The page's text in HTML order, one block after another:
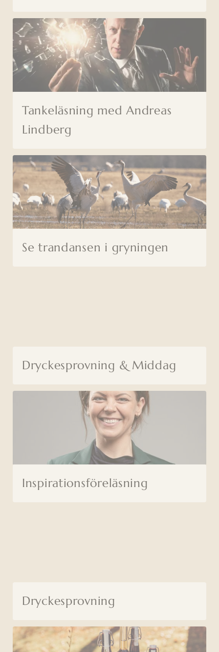
Tankeläsning med Andreas
Lindberg
Se trandansen i gryningen
Dryckesprovning & Middag
Inspirationsföreläsning
Dryckesprovning